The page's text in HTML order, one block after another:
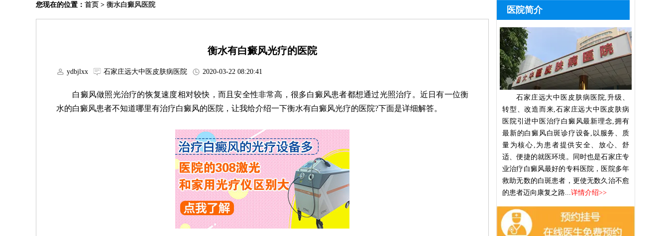
您现在的位置： 首页 > 衡水白癜风医院
衡水有白癜风光疗的医院
ydbjlxx 石家庄远大中医皮肤病医院 2020-03-22 08:20:41
白癜风做照光治疗的恢复速度相对较快，而且安全性非常高，很多白癜风患者都想通过光照治疗。近日有一位衡
水的白癜风患者不知道哪里有治疗白癜风的医院，让我给介绍一下衡水有白癜风光疗的医院?下面是详细解答。
医院简介
石家庄远大中医皮肤病医院,升级、
转型、改造而来,石家庄远大中医皮肤病
医院引进中医治疗白癜风最新理念,拥有
最新的白癜风白斑诊疗设备,以服务、质
量为核心,为患者提供安全、放心、舒
适、便捷的就医环境。同时也是石家庄专
业治疗白癜风最好的专科医院，医院多年
救助无数的白斑患者，更使无数久治不愈
的患者迈向康复之路... 详情介绍>>